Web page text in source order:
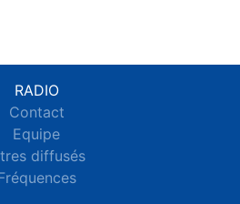
RADIO
Contact
Equipe
diffusés